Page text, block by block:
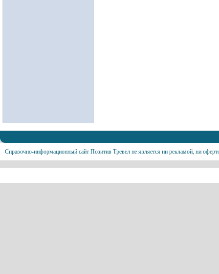
Справочно-информационный сайт Позитив Тревел не является ни рекламой, ни